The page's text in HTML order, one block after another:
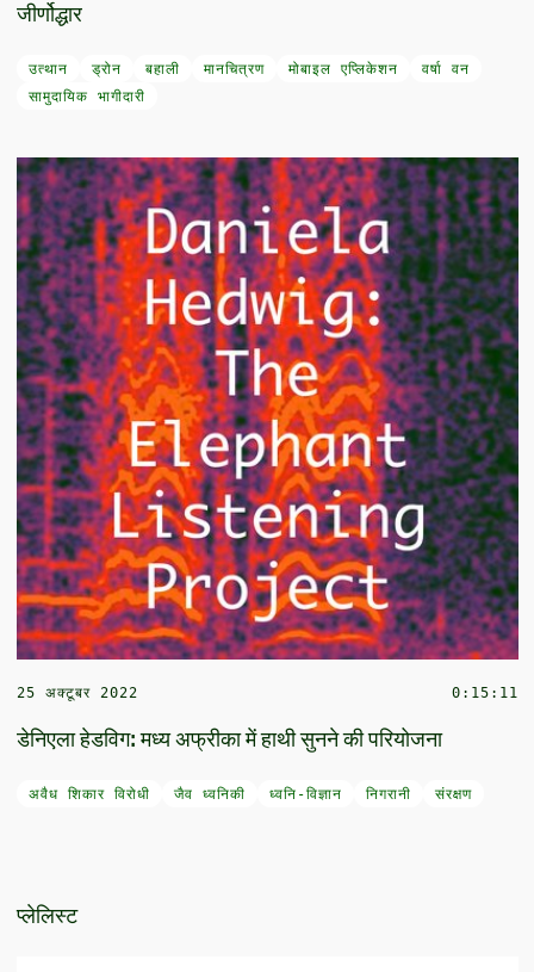
जीर्णोद्धार
उत्थान ड्रोन बहाली मानचित्रण मोबाइल एप्लिकेशन
वर्षा वन
सामुदायिक भागीदारी
25 अक्टूबर 2022 0:15:11
डेनिएला हेडविग: मध्य अफ्रीका में हाथी सुनने की परियोजना
अवैध शिकार विरोधी जैव ध्वनिकी ध्वनि-विज्ञान निगरानी संरक्षण
प्लेलिस्ट